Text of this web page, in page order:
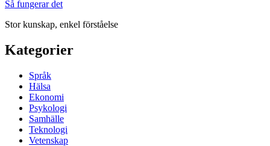
Så fungerar det
Stor kunskap, enkel förståelse
Kategorier
Språk
Hälsa
Ekonomi
Psykologi
Samhälle
Teknologi
Vetenskap